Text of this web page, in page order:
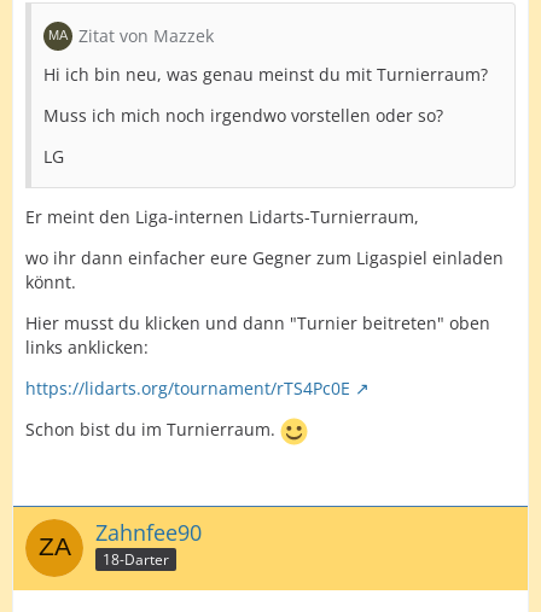
Zitat von Mazzek
Hi ich bin neu, was genau meinst du mit Turnierraum?
Muss ich mich noch irgendwo vorstellen oder so?
LG
Er meint den Liga-internen Lidarts-Turnierraum,
wo ihr dann einfacher eure Gegner zum Ligaspiel einladen
könnt.
Hier musst du klicken und dann "Turnier beitreten" oben
links anklicken:
https://lidarts.org/tournament/rTS4Pc0E
Schon bist du im Turnierraum.
Zahnfee90
18-Darter